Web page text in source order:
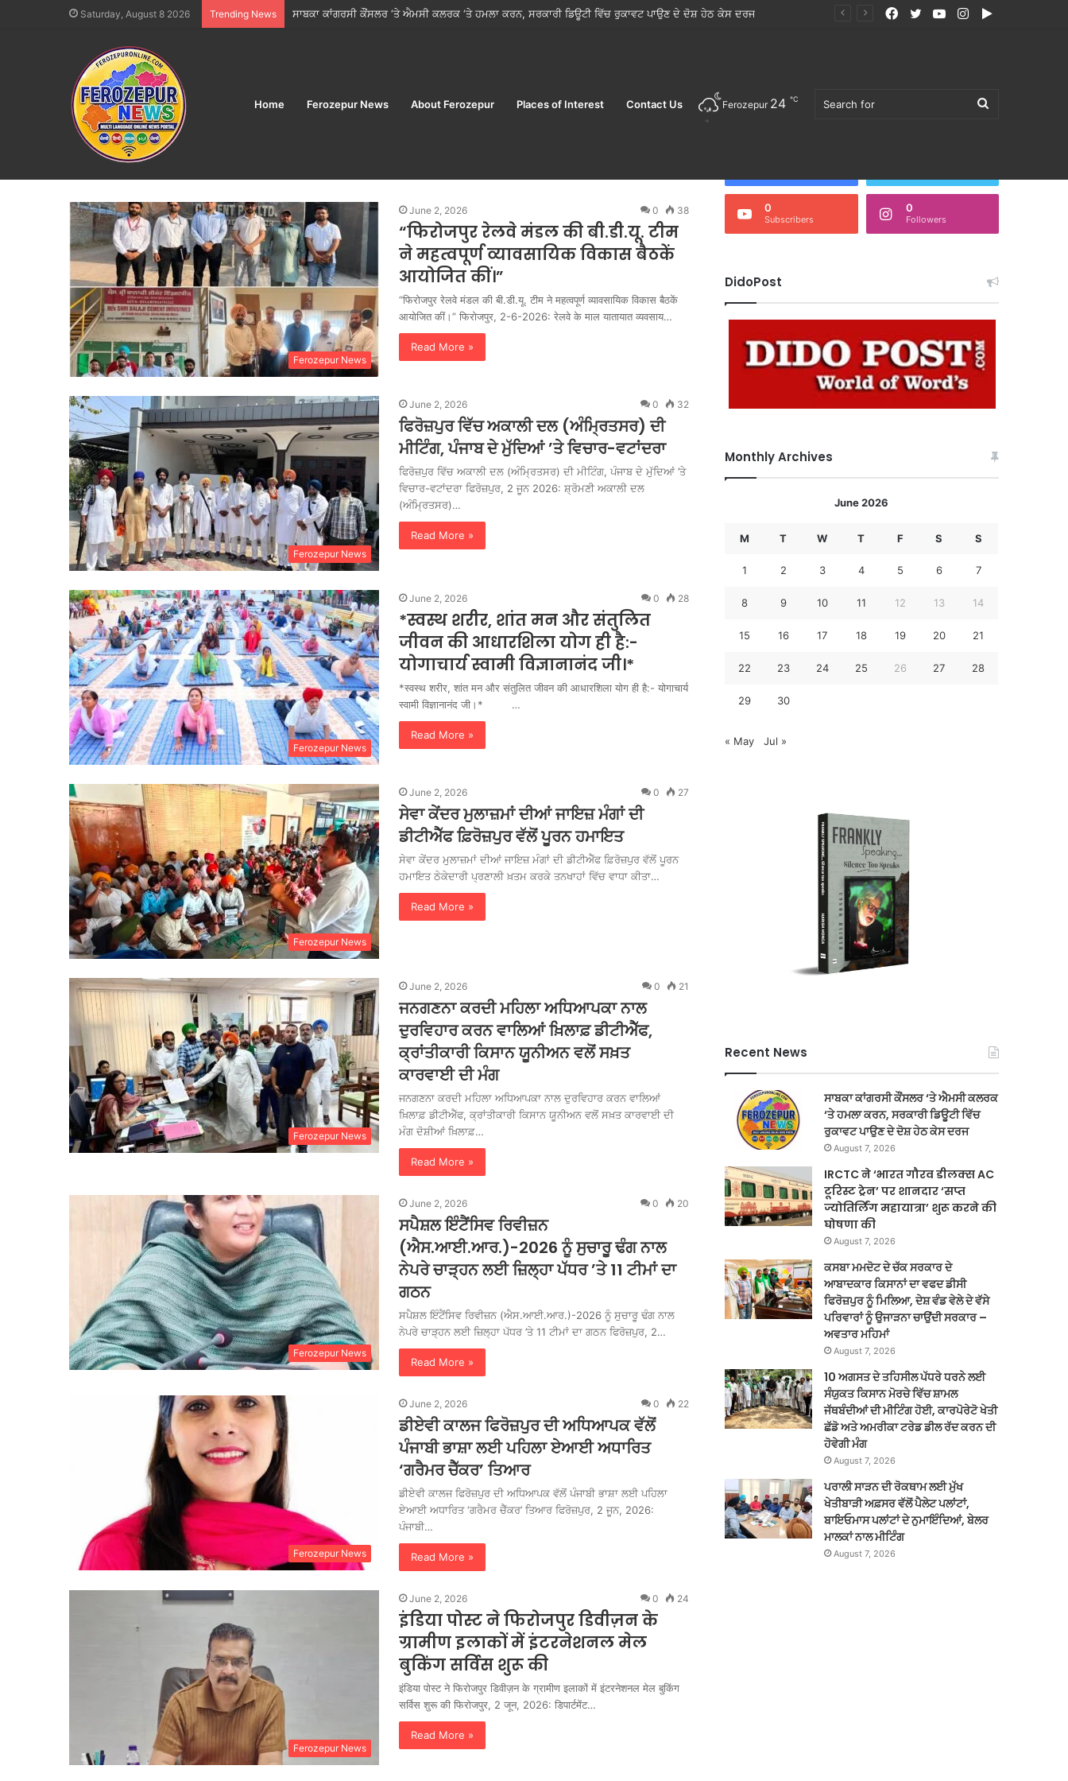
Saturday, August 8 2026 Trending News IRCTC ने ‘भारत गौरव डीलक्स AC टूरिस्ट ट्रेन’ पर शानदार ‘सप्त ज्योतिर्लिंग महायात्रा’ शुरू करने की घोषणा की
Google
Instagram
YouTube
Twitter
Facebook
Home Ferozepur News About Ferozepur Places of Interest Contact Us Search
Ferozepur 24 ℃
Home/2026/June/
Day:June 2, 2026
Ferozepur News
June 2, 2026 0 38
“फिरोजपुर रेलवे मंडल की बी.डी.यू. टीम
ने महत्वपूर्ण व्यावसायिक विकास बैठकें
आयोजित कीं।”
“फिरोजपुर रेलवे मंडल की बी.डी.यू. टीम ने महत्वपूर्ण व्यावसायिक विकास बैठकें
आयोजित कीं।” फिरोजपुर, 2-6-2026: रेलवे के माल यातायात व्यवसाय…
Read More »
Ferozepur News
June 2, 2026 0 32
ਫਿਰੋਜ਼ਪੁਰ ਵਿੱਚ ਅਕਾਲੀ ਦਲ (ਅੰਮ੍ਰਿਤਸਰ) ਦੀ
ਮੀਟਿੰਗ, ਪੰਜਾਬ ਦੇ ਮੁੱਦਿਆਂ ’ਤੇ ਵਿਚਾਰ-ਵਟਾਂਦਰਾ
ਫਿਰੋਜ਼ਪੁਰ ਵਿੱਚ ਅਕਾਲੀ ਦਲ (ਅੰਮ੍ਰਿਤਸਰ) ਦੀ ਮੀਟਿੰਗ, ਪੰਜਾਬ ਦੇ ਮੁੱਦਿਆਂ ’ਤੇ
ਵਿਚਾਰ-ਵਟਾਂਦਰਾ ਫਿਰੋਜ਼ਪੁਰ, 2 ਜੂਨ 2026: ਸ਼੍ਰੋਮਣੀ ਅਕਾਲੀ ਦਲ
(ਅੰਮ੍ਰਿਤਸਰ)…
Read More »
Ferozepur News
June 2, 2026 0 28
*स्वस्थ शरीर, शांत मन और संतुलित
जीवन की आधारशिला योग ही है:-
योगाचार्य स्वामी विज्ञानानंद जी।*
*स्वस्थ शरीर, शांत मन और संतुलित जीवन की आधारशिला योग ही है:- योगाचार्य
स्वामी विज्ञानानंद जी।* …
Read More »
Ferozepur News
June 2, 2026 0 27
ਸੇਵਾ ਕੇਂਦਰ ਮੁਲਾਜ਼ਮਾਂ ਦੀਆਂ ਜਾਇਜ਼ ਮੰਗਾਂ ਦੀ
ਡੀਟੀਐੱਫ ਫ਼ਿਰੋਜ਼ਪੁਰ ਵੱਲੋਂ ਪੂਰਨ ਹਮਾਇਤ
ਸੇਵਾ ਕੇਂਦਰ ਮੁਲਾਜ਼ਮਾਂ ਦੀਆਂ ਜਾਇਜ਼ ਮੰਗਾਂ ਦੀ ਡੀਟੀਐੱਫ ਫ਼ਿਰੋਜ਼ਪੁਰ ਵੱਲੋਂ ਪੂਰਨ
ਹਮਾਇਤ ਠੇਕੇਦਾਰੀ ਪ੍ਰਣਾਲੀ ਖ਼ਤਮ ਕਰਕੇ ਤਨਖਾਹਾਂ ਵਿੱਚ ਵਾਧਾ ਕੀਤਾ…
Read More »
Ferozepur News
June 2, 2026 0 21
ਜਨਗਣਨਾ ਕਰਦੀ ਮਹਿਲਾ ਅਧਿਆਪਕਾ ਨਾਲ
ਦੁਰਵਿਹਾਰ ਕਰਨ ਵਾਲਿਆਂ ਖ਼ਿਲਾਫ਼ ਡੀਟੀਐੱਫ,
ਕ੍ਰਾਂਤੀਕਾਰੀ ਕਿਸਾਨ ਯੂਨੀਅਨ ਵਲੋਂ ਸਖ਼ਤ
ਕਾਰਵਾਈ ਦੀ ਮੰਗ
ਜਨਗਣਨਾ ਕਰਦੀ ਮਹਿਲਾ ਅਧਿਆਪਕਾ ਨਾਲ ਦੁਰਵਿਹਾਰ ਕਰਨ ਵਾਲਿਆਂ
ਖ਼ਿਲਾਫ਼ ਡੀਟੀਐੱਫ, ਕ੍ਰਾਂਤੀਕਾਰੀ ਕਿਸਾਨ ਯੂਨੀਅਨ ਵਲੋਂ ਸਖ਼ਤ ਕਾਰਵਾਈ ਦੀ
ਮੰਗ ਦੋਸ਼ੀਆਂ ਖ਼ਿਲਾਫ਼…
Read More »
Ferozepur News
June 2, 2026 0 20
ਸਪੈਸ਼ਲ ਇੰਟੈਂਸਿਵ ਰਿਵੀਜ਼ਨ
(ਐਸ.ਆਈ.ਆਰ.)-2026 ਨੂੰ ਸੁਚਾਰੂ ਢੰਗ ਨਾਲ
ਨੇਪਰੇ ਚਾੜ੍ਹਨ ਲਈ ਜ਼ਿਲ੍ਹਾ ਪੱਧਰ ’ਤੇ 11 ਟੀਮਾਂ ਦਾ
ਗਠਨ
ਸਪੈਸ਼ਲ ਇੰਟੈਂਸਿਵ ਰਿਵੀਜ਼ਨ (ਐਸ.ਆਈ.ਆਰ.)-2026 ਨੂੰ ਸੁਚਾਰੂ ਢੰਗ ਨਾਲ
ਨੇਪਰੇ ਚਾੜ੍ਹਨ ਲਈ ਜ਼ਿਲ੍ਹਾ ਪੱਧਰ ’ਤੇ 11 ਟੀਮਾਂ ਦਾ ਗਠਨ ਫਿਰੋਜ਼ਪੁਰ, 2…
Read More »
Ferozepur News
June 2, 2026 0 22
ਡੀਏਵੀ ਕਾਲਜ ਫਿਰੋਜ਼ਪੁਰ ਦੀ ਅਧਿਆਪਕ ਵੱਲੋਂ
ਪੰਜਾਬੀ ਭਾਸ਼ਾ ਲਈ ਪਹਿਲਾ ਏਆਈ ਅਧਾਰਿਤ
‘ਗਰੈਮਰ ਚੈੱਕਰ’ ਤਿਆਰ
ਡੀਏਵੀ ਕਾਲਜ ਫਿਰੋਜ਼ਪੁਰ ਦੀ ਅਧਿਆਪਕ ਵੱਲੋਂ ਪੰਜਾਬੀ ਭਾਸ਼ਾ ਲਈ ਪਹਿਲਾ
ਏਆਈ ਅਧਾਰਿਤ ‘ਗਰੈਮਰ ਚੈੱਕਰ’ ਤਿਆਰ ਫਿਰੋਜ਼ਪੁਰ, 2 ਜੂਨ, 2026:
ਪੰਜਾਬੀ…
Read More »
Ferozepur News
June 2, 2026 0 24
इंडिया पोस्ट ने फिरोजपुर डिवीज़न के
ग्रामीण इलाकों में इंटरनेशनल मेल
बुकिंग सर्विस शुरू की
इंडिया पोस्ट ने फिरोजपुर डिवीज़न के ग्रामीण इलाकों में इंटरनेशनल मेल बुकिंग
सर्विस शुरू की फिरोजपुर, 2 जून, 2026: डिपार्टमेंट…
Read More »
Follow Us
0
Subscribers
0
Followers
DidoPost
Monthly Archives
June 2026
M T W T F S S
1 2 3 4 5 6 7
8 9 10 11 12 13 14
15 16 17 18 19 20 21
22 23 24 25 26 27 28
29 30
« May Jul »
Recent News
ਸਾਬਕਾ ਕਾਂਗਰਸੀ ਕੌਂਸਲਰ ‘ਤੇ ਐਮਸੀ ਕਲਰਕ
‘ਤੇ ਹਮਲਾ ਕਰਨ, ਸਰਕਾਰੀ ਡਿਊਟੀ ਵਿੱਚ
ਰੁਕਾਵਟ ਪਾਉਣ ਦੇ ਦੋਸ਼ ਹੇਠ ਕੇਸ ਦਰਜ
August 7, 2026
IRCTC ने ‘भारत गौरव डीलक्स AC
टूरिस्ट ट्रेन’ पर शानदार ‘सप्त
ज्योतिर्लिंग महायात्रा’ शुरू करने की
घोषणा की
August 7, 2026
ਕਸਬਾ ਮਮਦੋਟ ਦੇ ਚੱਕ ਸਰਕਾਰ ਦੇ
ਆਬਾਦਕਾਰ ਕਿਸਾਨਾਂ ਦਾ ਵਫਦ ਡੀਸੀ
ਫਿਰੋਜ਼ਪੁਰ ਨੂੰ ਮਿਲਿਆ, ਦੇਸ਼ ਵੰਡ ਵੇਲੇ ਦੇ ਵੱਸੇ
ਪਰਿਵਾਰਾਂ ਨੂੰ ਉਜਾੜਨਾ ਚਾਉਂਦੀ ਸਰਕਾਰ –
ਅਵਤਾਰ ਮਹਿਮਾਂ
August 7, 2026
10 ਅਗਸਤ ਦੇ ਤਹਿਸੀਲ ਪੱਧਰੇ ਧਰਨੇ ਲਈ
ਸੰਯੁਕਤ ਕਿਸਾਨ ਮੋਰਚੇ ਵਿੱਚ ਸ਼ਾਮਲ
ਜੱਥਬੰਦੀਆਂ ਦੀ ਮੀਟਿੰਗ ਹੋਈ, ਕਾਰਪੋਰੇਟੋ ਖੇਤੀ
ਛੱਡੋ ਅਤੇ ਅਮਰੀਕਾ ਟਰੇਡ ਡੀਲ ਰੱਦ ਕਰਨ ਦੀ
ਹੋਵੇਗੀ ਮੰਗ
August 7, 2026
ਪਰਾਲੀ ਸਾੜਨ ਦੀ ਰੋਕਥਾਮ ਲਈ ਮੁੱਖ
ਖੇਤੀਬਾੜੀ ਅਫ਼ਸਰ ਵੱਲੋਂ ਪੈਲੇਟ ਪਲਾਂਟਾਂ,
ਬਾਇਓਮਾਸ ਪਲਾਂਟਾਂ ਦੇ ਨੁਮਾਇੰਦਿਆਂ, ਬੇਲਰ
ਮਾਲਕਾਂ ਨਾਲ ਮੀਟਿੰਗ
August 7, 2026